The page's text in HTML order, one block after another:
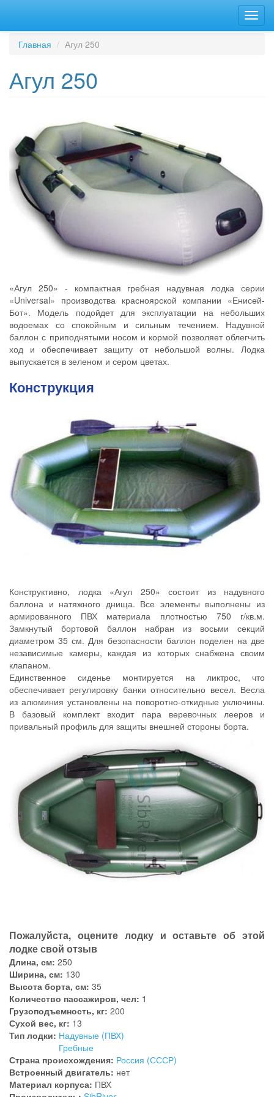
основному
содержанию
Главная
Агул 250
Агул 250
«Агул 250» - компактная гребная надувная лодка серии
«Universal» производства красноярской компании «Енисей-
Бот». Модель подойдет для эксплуатации на небольших
водоемах со спокойным и сильным течением. Надувной
баллон с приподнятыми носом и кормой позволяет облегчить
ход и обеспечивает защиту от небольшой волны. Лодка
выпускается в зеленом и сером цветах.
Конструкция
Конструктивно, лодка «Агул 250» состоит из надувного
баллона и натяжного днища. Все элементы выполнены из
армированного ПВХ материала плотностью 750 г/кв.м.
Замкнутый бортовой баллон набран из восьми секций
диаметром 35 см. Для безопасности баллон поделен на две
независимые камеры, каждая из которых снабжена своим
клапаном.
Единственное сиденье монтируется на ликтрос, что
обеспечивает регулировку банки относительно весел. Весла
из алюминия установлены на поворотно-откидные уключины.
В базовый комплект входит пара веревочных лееров и
привальный профиль для защиты внешней стороны борта.
Пожалуйста, оцените лодку и оставьте об этой
лодке свой отзыв
Длина, см: 250
Ширина, см: 130
Высота борта, см: 35
Количество пассажиров, чел: 1
Грузоподъемность, кг: 200
Сухой вес, кг: 13
Тип лодки: Надувные (ПВХ)
Гребные
Страна происхождения: Россия (СССР)
Встроенный двигатель: нет
Материал корпуса: ПВХ